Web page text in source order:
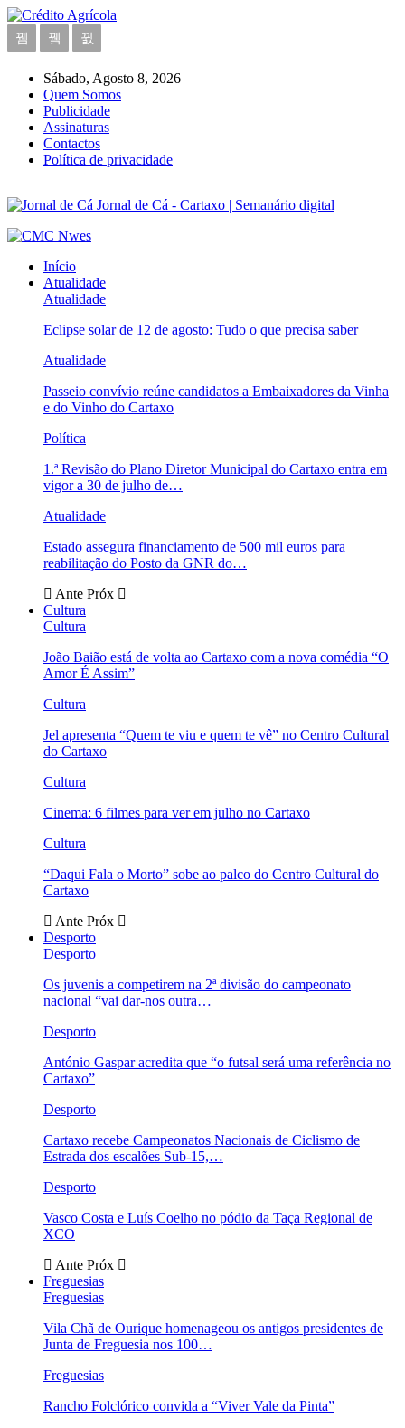
Sábado, Agosto 8, 2026
Quem Somos
Publicidade
Assinaturas
Contactos
Política de privacidade
Jornal de Cá - Cartaxo | Semanário digital
Início
Atualidade
Atualidade
Eclipse solar de 12 de agosto: Tudo o que precisa saber
Atualidade
Passeio convívio reúne candidatos a Embaixadores da Vinha
e do Vinho do Cartaxo
Política
1.ª Revisão do Plano Diretor Municipal do Cartaxo entra em
vigor a 30 de julho de…
Atualidade
Estado assegura financiamento de 500 mil euros para
reabilitação do Posto da GNR do…
Ante Próx
Cultura
Cultura
João Baião está de volta ao Cartaxo com a nova comédia “O
Amor É Assim”
Cultura
Jel apresenta “Quem te viu e quem te vê” no Centro Cultural
do Cartaxo
Cultura
Cinema: 6 filmes para ver em julho no Cartaxo
Cultura
“Daqui Fala o Morto” sobe ao palco do Centro Cultural do
Cartaxo
Ante Próx
Desporto
Desporto
Os juvenis a competirem na 2ª divisão do campeonato
nacional “vai dar-nos outra…
Desporto
António Gaspar acredita que “o futsal será uma referência no
Cartaxo”
Desporto
Cartaxo recebe Campeonatos Nacionais de Ciclismo de
Estrada dos escalões Sub-15,…
Desporto
Vasco Costa e Luís Coelho no pódio da Taça Regional de
XCO
Ante Próx
Freguesias
Freguesias
Vila Chã de Ourique homenageou os antigos presidentes de
Junta de Freguesia nos 100…
Freguesias
Rancho Folclórico convida a “Viver Vale da Pinta”